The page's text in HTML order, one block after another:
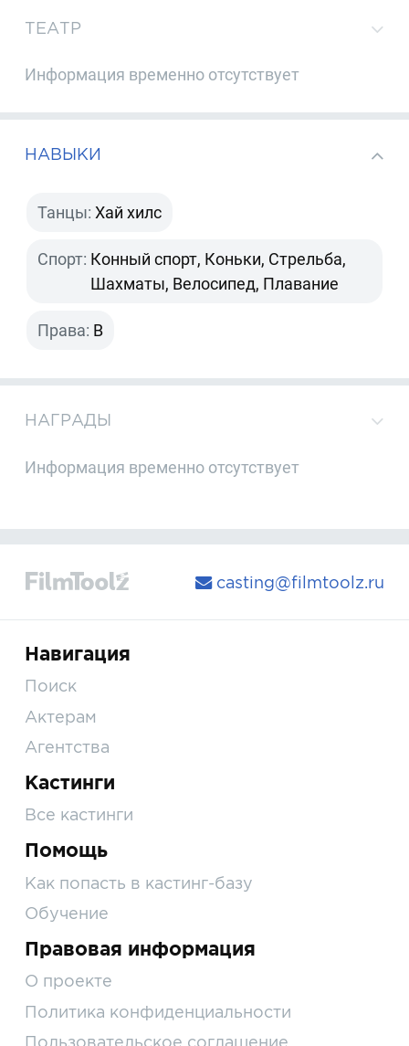
ТЕАТР
Информация временно отсутствует
НАВЫКИ
Танцы: Хай хилс
Спорт: Конный спорт, Коньки, Стрельба,
Шахматы, Велосипед, Плавание
Права: B
НАГРАДЫ
Информация временно отсутствует
casting@filmtoolz.ru
Навигация
Поиск
Актерам
Агентства
Кастинги
Все кастинги
Помощь
Как попасть в кастинг-базу
Обучение
Правовая информация
О проекте
Политика конфиденциальности
Пользовательское соглашение